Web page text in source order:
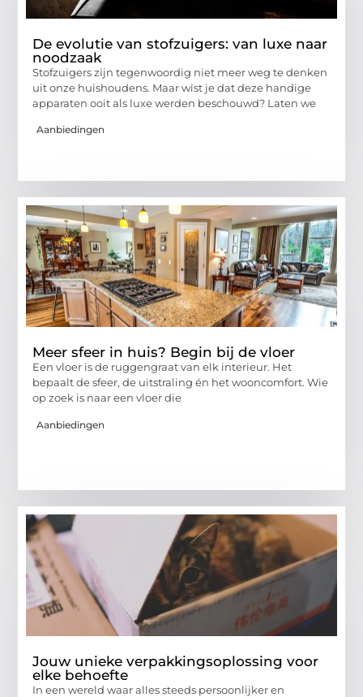
De evolutie van stofzuigers: van luxe naar
noodzaak
Stofzuigers zijn tegenwoordig niet meer weg te denken
uit onze huishoudens. Maar wist je dat deze handige
apparaten ooit als luxe werden beschouwd? Laten we
Aanbiedingen
Meer sfeer in huis? Begin bij de vloer
Een vloer is de ruggengraat van elk interieur. Het
bepaalt de sfeer, de uitstraling én het wooncomfort. Wie
op zoek is naar een vloer die
Aanbiedingen
Jouw unieke verpakkingsoplossing voor
elke behoefte
In een wereld waar alles steeds persoonlijker en